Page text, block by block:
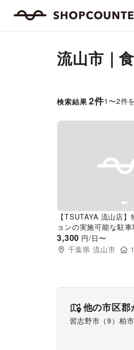
流山市 ｜
検索結果 2件1 〜2件
Previous slide
【TSUTAYA 流山店
ョンの実施可能な駐
ス
3,300 円/日〜
千葉県 流山市
他の市区郡
習志野市 （9 ） 柏市